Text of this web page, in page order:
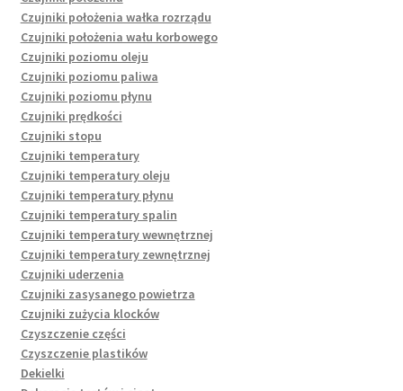
Czujniki położenia wałka rozrządu
Czujniki położenia wału korbowego
Czujniki poziomu oleju
Czujniki poziomu paliwa
Czujniki poziomu płynu
Czujniki prędkości
Czujniki stopu
Czujniki temperatury
Czujniki temperatury oleju
Czujniki temperatury płynu
Czujniki temperatury spalin
Czujniki temperatury wewnętrznej
Czujniki temperatury zewnętrznej
Czujniki uderzenia
Czujniki zasysanego powietrza
Czujniki zużycia klocków
Czyszczenie części
Czyszczenie plastików
Dekielki